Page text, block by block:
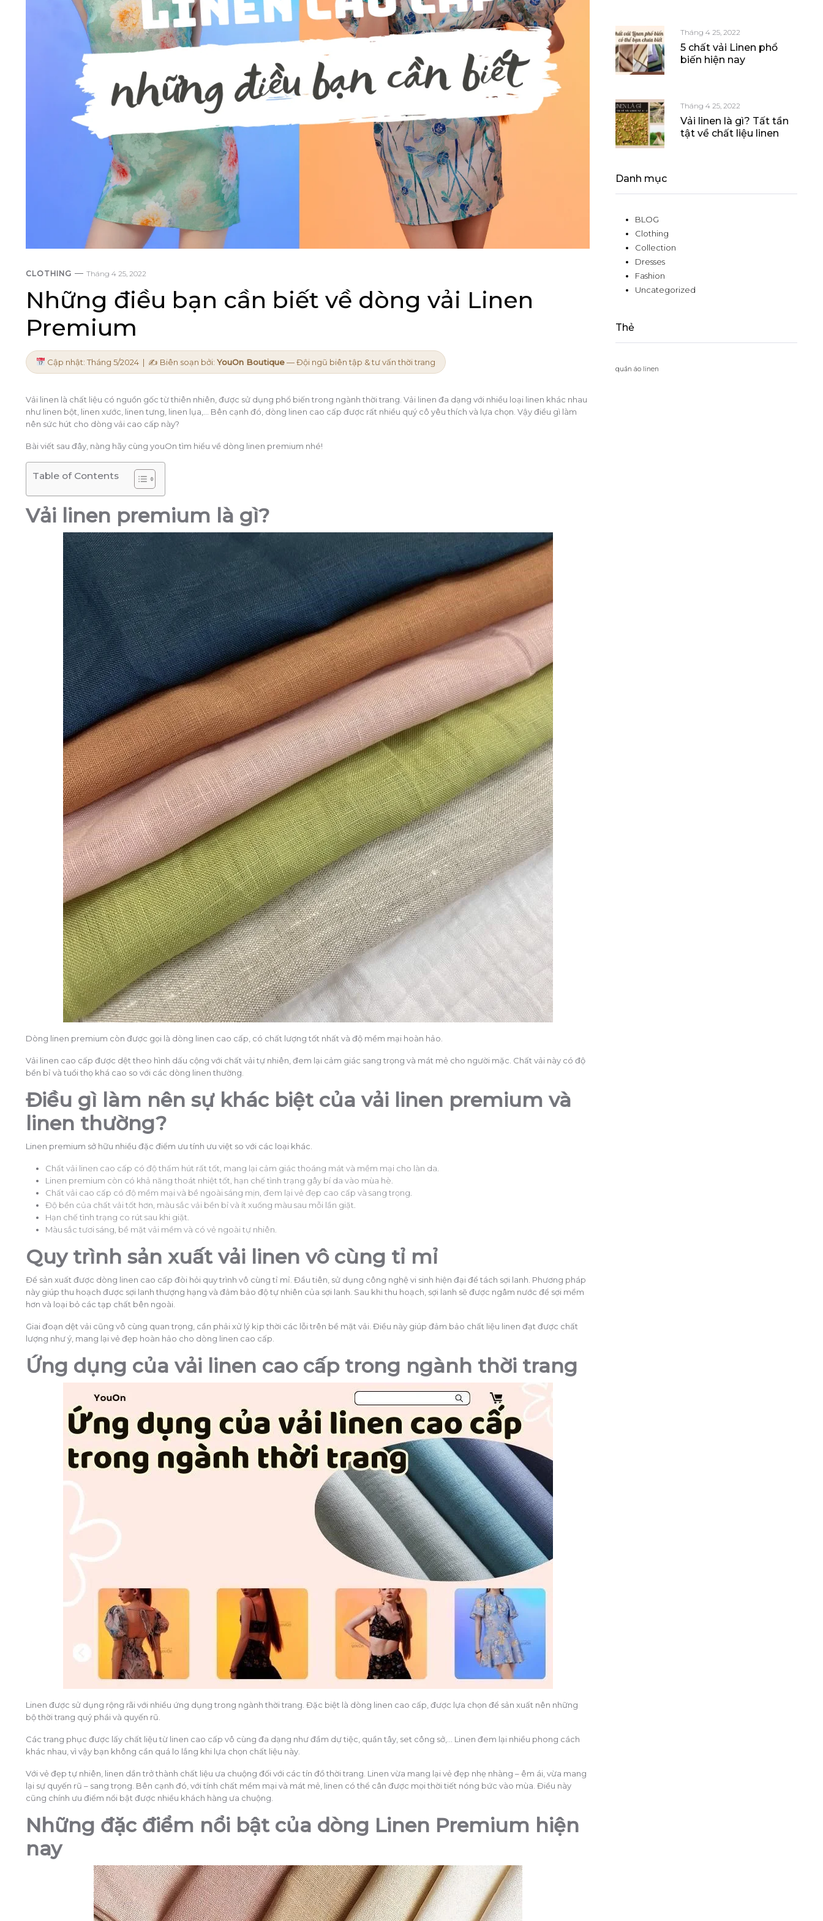
CLOTHING Tháng 4 25, 2022
Những điều bạn cần biết về dòng vải Linen
Premium
Cập nhật: Tháng 5/2024 | ✍ Biên soạn bởi: YouOn Boutique— Đội ngũ biên tập & tư vấn thời trang
Vải linen là chất liệu có nguồn gốc từ thiên nhiên, được sử dụng phổ biến trong ngành thời trang. Vải linen đa dạng với nhiều loại linen khác nhau
như linen bột, linen xước, linen tưng, linen lụa,… Bên cạnh đó, dòng linen cao cấp được rất nhiều quý cô yêu thích và lựa chọn. Vậy điều gì làm
nên sức hút cho dòng vải cao cấp này?
Bài viết sau đây, nàng hãy cùng youOn tìm hiểu về dòng linen premium nhé!
Table of Contents
Vải linen premium là gì?
Dòng linen premium còn được gọi là dòng linen cao cấp, có chất lượng tốt nhất và độ mềm mại hoàn hảo.
Vải linen cao cấp được dệt theo hình dấu cộng với chất vải tự nhiên, đem lại cảm giác sang trọng và mát mẻ cho người mặc. Chất vải này có độ
bền bỉ và tuổi thọ khá cao so với các dòng linen thường.
Điều gì làm nên sự khác biệt của vải linen premium và
linen thường?
Linen premium sở hữu nhiều đặc điểm ưu tính ưu việt so với các loại khác.
Chất vải linen cao cấp có độ thấm hút rất tốt, mang lại cảm giác thoáng mát và mềm mại cho làn da.
Linen premium còn có khả năng thoát nhiệt tốt, hạn chế tình trạng gây bí da vào mùa hè.
Chất vải cao cấp có độ mềm mại và bề ngoài sáng mịn, đem lại vẻ đẹp cao cấp và sang trọng.
Độ bền của chất vải tốt hơn, màu sắc vải bền bỉ và ít xuống màu sau mỗi lần giặt.
Hạn chế tình trạng co rút sau khi giặt.
Màu sắc tươi sáng, bề mặt vải mềm và có vẻ ngoài tự nhiên.
Quy trình sản xuất vải linen vô cùng tỉ mỉ
Để sản xuất được dòng linen cao cấp đòi hỏi quy trình vô cùng tỉ mỉ. Đầu tiên, sử dụng công nghệ vi sinh hiện đại để tách sợi lanh. Phương pháp
này giúp thu hoạch được sợi lanh thượng hạng và đảm bảo độ tự nhiên của sợi lanh. Sau khi thu hoạch, sợi lanh sẽ được ngâm nước để sợi mềm
hơn và loại bỏ các tạp chất bên ngoài.
Giai đoạn dệt vải cũng vô cùng quan trọng, cần phải xử lý kịp thời các lỗi trên bề mặt vải. Điều này giúp đảm bảo chất liệu linen đạt được chất
lượng như ý, mang lại vẻ đẹp hoàn hảo cho dòng linen cao cấp.
Ứng dụng của vải linen cao cấp trong ngành thời trang
Linen được sử dụng rộng rãi với nhiều ứng dụng trong ngành thời trang. Đặc biệt là dòng linen cao cấp, được lựa chọn để sản xuất nên những
bộ thời trang quý phái và quyến rũ.
Các trang phục được lấy chất liệu từ linen cao cấp vô cùng đa dạng như đầm dự tiệc, quần tây, set công sở,… Linen đem lại nhiều phong cách
khác nhau, vì vậy bạn không cần quá lo lắng khi lựa chọn chất liệu này.
Với vẻ đẹp tự nhiên, linen dần trở thành chất liệu ưa chuộng đối với các tín đồ thời trang. Linen vừa mang lại vẻ đẹp nhẹ nhàng – êm ái, vừa mang
lại sự quyến rũ – sang trọng. Bên cạnh đó, với tính chất mềm mại và mát mẻ, linen có thể cân được mọi thời tiết nóng bức vào mùa. Điều này
cũng chính ưu điểm nổi bật được nhiều khách hàng ưa chuộng.
Những đặc điểm nổi bật của dòng Linen Premium hiện
nay
Tháng 4 25, 2022
5 chất vải Linen phổ
biến hiện nay
Tháng 4 25, 2022
Vải linen là gì? Tất tần
tật về chất liệu linen
Danh mục
BLOG
Clothing
Collection
Dresses
Fashion
Uncategorized
Thẻ
quần áo linen